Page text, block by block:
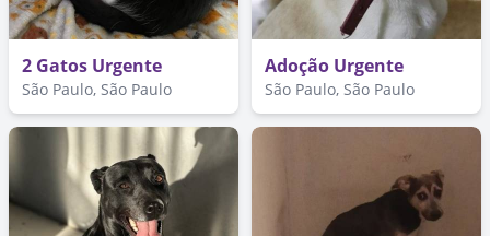
2 Gatos Urgente
São Paulo, São Paulo
Adoção Urgente
São Paulo, São Paulo